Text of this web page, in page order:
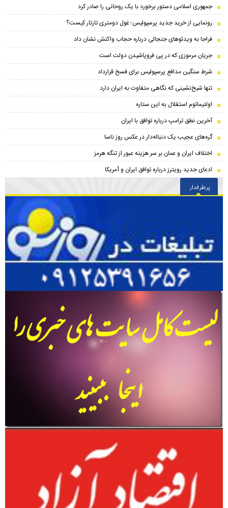
جمهوری اسلامی دستور برخورد با یک روحانی را صادر کرد
رونمایی از خرید جدید پرسپولیس؛ غول دومتری تارتار کیست؟
فراجا به ویدئوهای جنجالی درباره حجاب واکنش نشان داد
جریان مرموزی که در پی فروپاشیدن دولت است
شرط سنگین مدافع پرسپولیس برای فسخ قرارداد
تنها شیخ‌نشینی که نگاهی متفاوت به ایران دارد
اولتیماتوم استقلال به این ستاره
آخرین نطق ترامپ درباره توافق با ایران
گره‌های عجیب یک دنباله‌دار در عکس روز ناسا
اختلاف ایران و عمان بر سر هزینه عبور از تنگه هرمز
ادعای جدید رویترز درباره توافق ایران و آمریکا
پرطرفدار